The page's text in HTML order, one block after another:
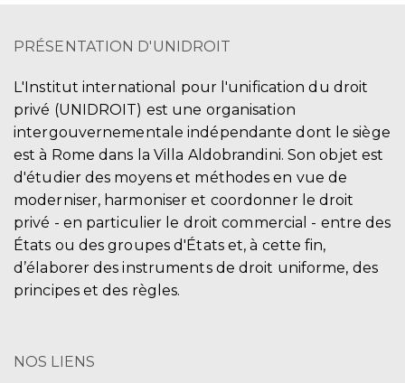
PRÉSENTATION D'UNIDROIT
L'Institut international pour l'unification du droit
privé (UNIDROIT) est une organisation
intergouvernementale indépendante dont le siège
est à Rome dans la Villa Aldobrandini. Son objet est
d'étudier des moyens et méthodes en vue de
moderniser, harmoniser et coordonner le droit
privé - en particulier le droit commercial - entre des
États ou des groupes d'États et, à cette fin,
d’élaborer des instruments de droit uniforme, des
principes et des règles.
NOS LIENS